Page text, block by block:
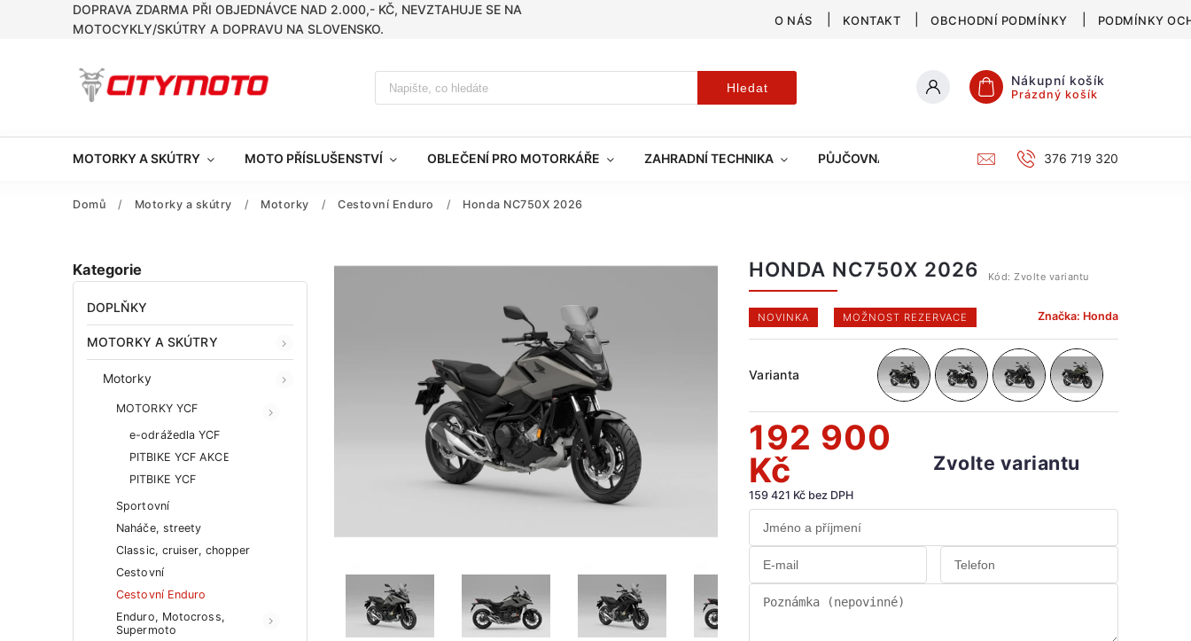
DOPRAVA ZDARMA PŘI OBJEDNÁVCE NAD 2.000,- KČ, NEVZTAHUJE SE NA
MOTOCYKLY/SKÚTRY A DOPRAVU NA SLOVENSKO.
O NÁS KONTAKT OBCHODNÍ PODMÍNKY PODMÍNKY
Hledat Nákupní košík
Prázdný košík
MOTORKY A SKÚTRY MOTO PŘÍSLUŠENSTVÍ OBLEČENÍ PRO MOTORKÁŘE ZAHRADNÍ TECHNIKA PŮJČOVNA KATALOG376 719 320
Domů / Motorky a skútry / Motorky / Cestovní Enduro / Honda NC750X 2026
Kategorie
DOPLŇKY
MOTORKY A SKÚTRY
Motorky
MOTORKY YCF
e-odrážedla YCF
PITBIKE YCF AKCE
PITBIKE YCF
Sportovní
Naháče, streety
Classic, cruiser, chopper
Cestovní
Cestovní Enduro
Enduro, Motocross,
Supermoto
HONDA NC750X 2026 Kód: Zvolte variantu
NOVINKA MOŽNOST REZERVACE Značka: Honda
Varianta
192 900
Kč
159 421 Kč bez DPH
Zvolte variantu